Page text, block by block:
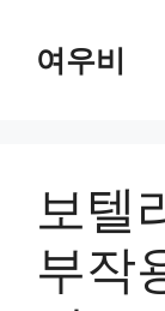
여우비
보텔
부작